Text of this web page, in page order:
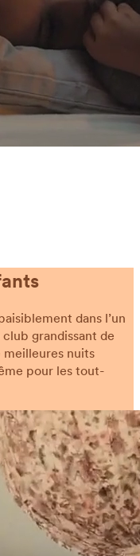
dans l’un
grandissant de
nuits
pour les tout-